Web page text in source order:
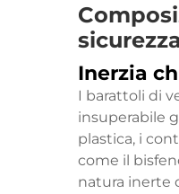
Inerzia
I barattoli di
insuperabile
plastica, i
come il
natura inerte